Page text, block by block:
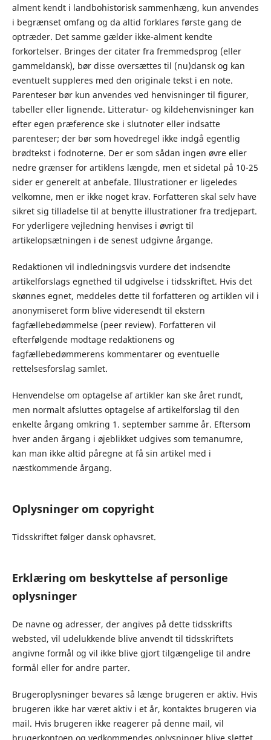
alment kendt i landbohistorisk sammenhæng, kun anvendes
i begrænset omfang og da altid forklares første gang de
optræder. Det samme gælder ikke-alment kendte
forkortelser. Bringes der citater fra fremmedsprog (eller
gammeldansk), bør disse oversættes til (nu)dansk og kan
eventuelt suppleres med den originale tekst i en note.
Parenteser bør kun anvendes ved henvisninger til figurer,
tabeller eller lignende. Litteratur- og kildehenvisninger kan
efter egen præference ske i slutnoter eller indsatte
parenteser; der bør som hovedregel ikke indgå egentlig
brødtekst i fodnoterne. Der er som sådan ingen øvre eller
nedre grænser for artiklens længde, men et sidetal på 10-25
sider er generelt at anbefale. Illustrationer er ligeledes
velkomne, men er ikke noget krav. Forfatteren skal selv have
sikret sig tilladelse til at benytte illustrationer fra tredjepart.
For yderligere vejledning henvises i øvrigt til
artikelopsætningen i de senest udgivne årgange.
Redaktionen vil indledningsvis vurdere det indsendte
artikelforslags egnethed til udgivelse i tidsskriftet. Hvis det
skønnes egnet, meddeles dette til forfatteren og artiklen vil i
anonymiseret form blive videresendt til ekstern
fagfællebedømmelse (peer review). Forfatteren vil
efterfølgende modtage redaktionens og
fagfællebedømmerens kommentarer og eventuelle
rettelsesforslag samlet.
Henvendelse om optagelse af artikler kan ske året rundt,
men normalt afsluttes optagelse af artikelforslag til den
enkelte årgang omkring 1. september samme år. Eftersom
hver anden årgang i øjeblikket udgives som temanumre,
kan man ikke altid påregne at få sin artikel med i
næstkommende årgang.
Oplysninger om copyright
Tidsskriftet følger dansk ophavsret.
Erklæring om beskyttelse af personlige
oplysninger
De navne og adresser, der angives på dette tidsskrifts
websted, vil udelukkende blive anvendt til tidsskriftets
angivne formål og vil ikke blive gjort tilgængelige til andre
formål eller for andre parter.
Brugeroplysninger bevares så længe brugeren er aktiv. Hvis
brugeren ikke har været aktiv i et år, kontaktes brugeren via
mail. Hvis brugeren ikke reagerer på denne mail, vil